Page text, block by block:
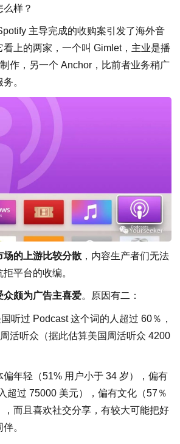
样？
主导完成的收购案引发了海外音
看上的两家，一个叫 Gimlet，主业是播
作，另一个 Anchor，比前者业务稍广
。
场的上游比较分散 ，内容生产者们无法
平台的收编。
众颇为广告主喜爱。原因有二：
听过 Podcast 这个词的人超过 60％，
活听众（据此估算美国周活听众 4200
年轻（51% 用户小于 34 岁），偏有
超过 75000 美元），偏有文化（57％
，而且喜欢社交分享，有较大可能把好
。